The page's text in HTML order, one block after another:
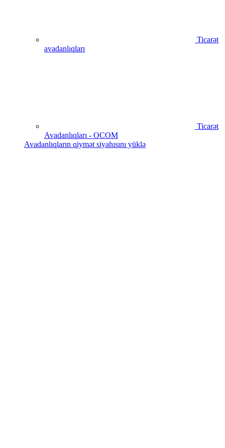
Ticarət
avadanlıqları
Ticarət
Avadanlıqları - OCOM
Avadanlıqların qiymət siyahısını yüklə